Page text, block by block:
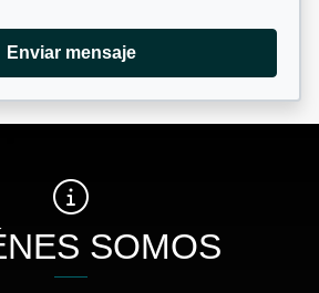
Enviar mensaje
SOMOS